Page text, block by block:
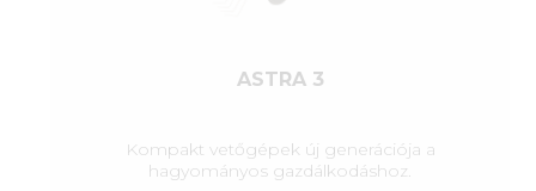
ASTRA 3
Kompakt vetőgépek új generációja a
hagyományos gazdálkodáshoz.